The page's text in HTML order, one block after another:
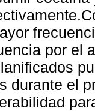
por el
durante el